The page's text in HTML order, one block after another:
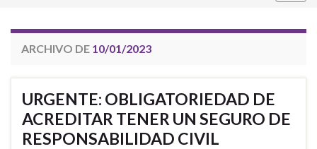
ARCHIVO DE 10/01/2023
URGENTE: OBLIGATORIEDAD DE
ACREDITAR TENER UN SEGURO DE
RESPONSABILIDAD CIVIL